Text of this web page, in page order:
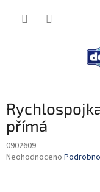
přímá
0902609
Průměrné
Neohodnoceno